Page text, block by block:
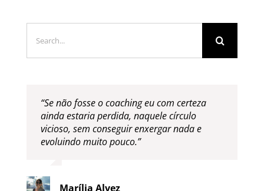
“Se não fosse o coaching eu com certeza
ainda estaria perdida, naquele círculo
evoluindo muito pouco.”